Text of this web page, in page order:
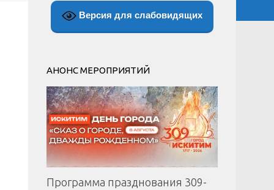
Версия для слабовидящих
АНОНС МЕРОПРИЯТИЙ
Программа празднования 309-